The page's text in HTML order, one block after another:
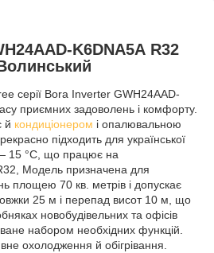
K6DNA5A R32
серії Bora Inverter GWH24AAD-
приємних задоволень і комфорту.
й кондиціонером і опалювальною
підходить для української
15 °C, що працює на
Модель призначена для
площею 70 кв. метрів і допускає
25 м і перепад висот 10 м, що
новобудівельних та офісів
набором необхідних функцій.
охолодження й обігрівання.